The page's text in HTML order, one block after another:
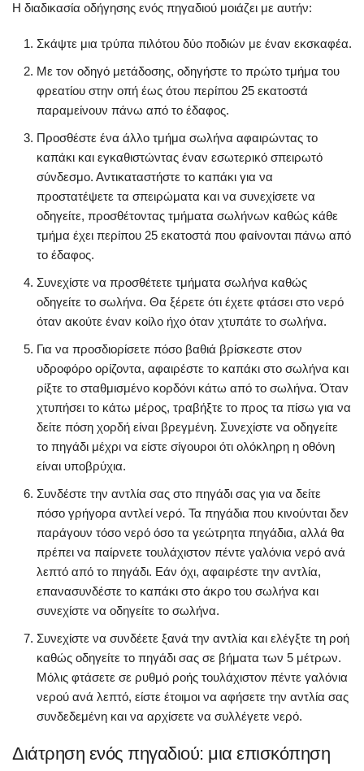
Η διαδικασία οδήγησης ενός πηγαδιού μοιάζει με αυτήν:
Σκάψτε μια τρύπα πιλότου δύο ποδιών με έναν εκσκαφέα.
Με τον οδηγό μετάδοσης, οδηγήστε το πρώτο τμήμα του
φρεατίου στην οπή έως ότου περίπου 25 εκατοστά
παραμείνουν πάνω από το έδαφος.
Προσθέστε ένα άλλο τμήμα σωλήνα αφαιρώντας το
καπάκι και εγκαθιστώντας έναν εσωτερικό σπειρωτό
σύνδεσμο. Αντικαταστήστε το καπάκι για να
προστατέψετε τα σπειρώματα και να συνεχίσετε να
οδηγείτε, προσθέτοντας τμήματα σωλήνων καθώς κάθε
τμήμα έχει περίπου 25 εκατοστά που φαίνονται πάνω από
το έδαφος.
Συνεχίστε να προσθέτετε τμήματα σωλήνα καθώς
οδηγείτε το σωλήνα. Θα ξέρετε ότι έχετε φτάσει στο νερό
όταν ακούτε έναν κοίλο ήχο όταν χτυπάτε το σωλήνα.
Για να προσδιορίσετε πόσο βαθιά βρίσκεστε στον
υδροφόρο ορίζοντα, αφαιρέστε το καπάκι στο σωλήνα και
ρίξτε το σταθμισμένο κορδόνι κάτω από το σωλήνα. Όταν
χτυπήσει το κάτω μέρος, τραβήξτε το προς τα πίσω για να
δείτε πόση χορδή είναι βρεγμένη. Συνεχίστε να οδηγείτε
το πηγάδι μέχρι να είστε σίγουροι ότι ολόκληρη η οθόνη
είναι υποβρύχια.
Συνδέστε την αντλία σας στο πηγάδι σας για να δείτε
πόσο γρήγορα αντλεί νερό. Τα πηγάδια που κινούνται δεν
παράγουν τόσο νερό όσο τα γεώτρητα πηγάδια, αλλά θα
πρέπει να παίρνετε τουλάχιστον πέντε γαλόνια νερό ανά
λεπτό από το πηγάδι. Εάν όχι, αφαιρέστε την αντλία,
επανασυνδέστε το καπάκι στο άκρο του σωλήνα και
συνεχίστε να οδηγείτε το σωλήνα.
Συνεχίστε να συνδέετε ξανά την αντλία και ελέγξτε τη ροή
καθώς οδηγείτε το πηγάδι σας σε βήματα των 5 μέτρων.
Μόλις φτάσετε σε ρυθμό ροής τουλάχιστον πέντε γαλόνια
νερού ανά λεπτό, είστε έτοιμοι να αφήσετε την αντλία σας
συνδεδεμένη και να αρχίσετε να συλλέγετε νερό.
Διάτρηση ενός πηγαδιού: μια επισκόπηση